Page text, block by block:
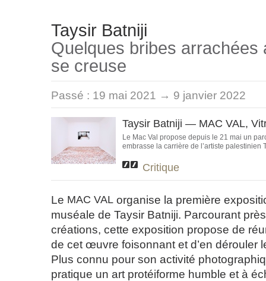
Taysir Batniji
Quelques bribes arrachées
se creuse
Passé : 19 mai 2021 → 9 janvier 2022
Taysir Batniji — MAC VAL,
Le Mac Val propose depuis le 21 mai un
embrasse la carrière de l’artiste palestinien
Critique
Le MAC VAL organise la première
muséale de Taysir Batniji. Parcourant
créations, cette exposition propose de
de cet œuvre foisonnant et d’en dérouler
Plus connu pour son activité
pratique un art protéiforme humble et à